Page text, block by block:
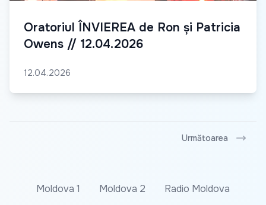
Oratoriul ÎNVIEREA de Ron și Patricia
Owens // 12.04.2026
12.04.2026
Următoarea
Moldova 1 Moldova 2
Radio Moldova